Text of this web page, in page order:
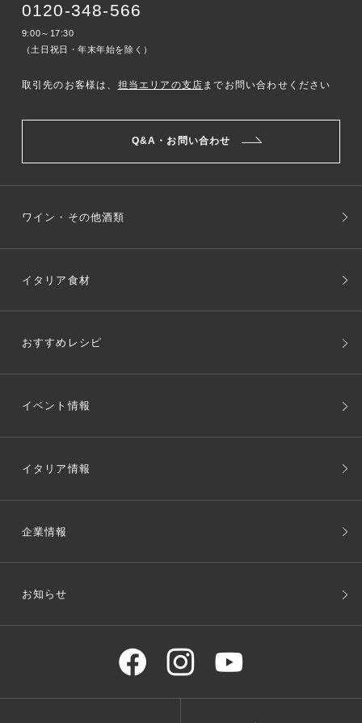
0120-348-566
9:00～17:30
（土日祝日・年末年始を除く）
取引先のお客様は、 担当エリアの支店 までお問い合わせください
Q&A・お問い合わせ
ワイン・その他酒類
イタリア食材
おすすめレシピ
イベント情報
イタリア情報
企業情報
お知らせ